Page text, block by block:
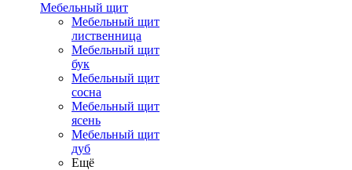
Мебельный щит
Мебельный щит
лиственница
Мебельный щит
бук
Мебельный щит
сосна
Мебельный щит
ясень
Мебельный щит
дуб
Ещё